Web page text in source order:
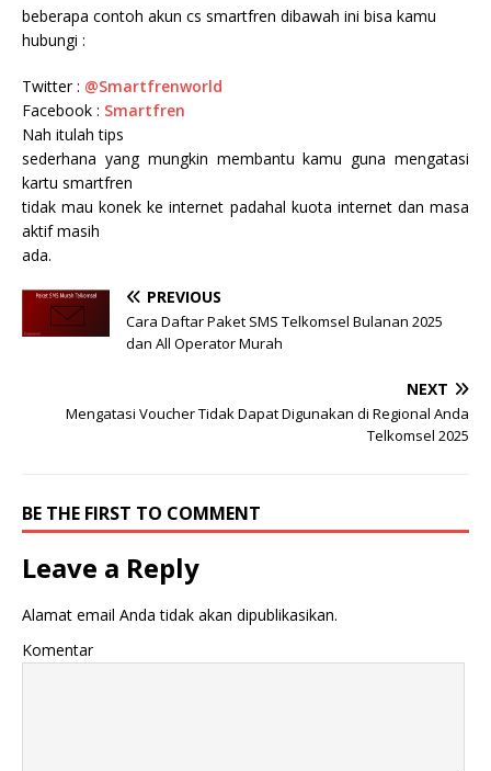
beberapa contoh akun cs smartfren dibawah ini bisa kamu
hubungi :
Twitter : @Smartfrenworld
Facebook : Smartfren
Nah itulah tips
sederhana yang mungkin membantu kamu guna mengatasi
kartu smartfren
tidak mau konek ke internet padahal kuota internet dan masa
aktif masih
ada.
PREVIOUS
Cara Daftar Paket SMS Telkomsel Bulanan 2025
dan All Operator Murah
NEXT
Mengatasi Voucher Tidak Dapat Digunakan di Regional Anda
Telkomsel 2025
BE THE FIRST TO COMMENT
Leave a Reply
Alamat email Anda tidak akan dipublikasikan.
Komentar